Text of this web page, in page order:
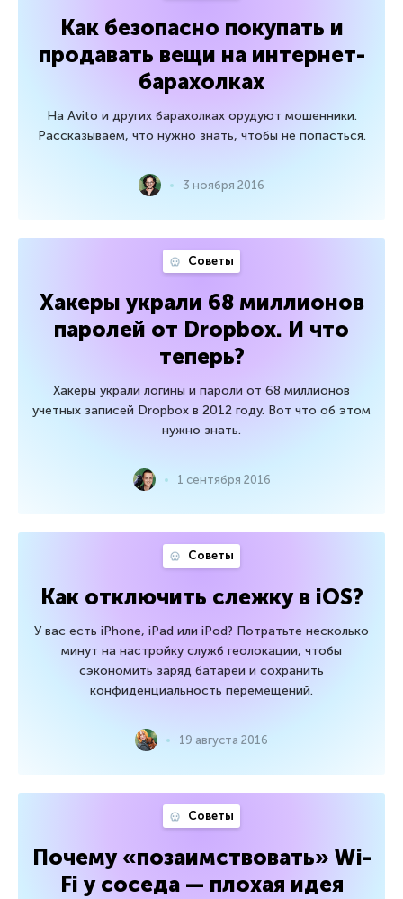
Как безопасно покупать и
продавать вещи на интернет-
барахолках
На Avito и других барахолках орудуют мошенники.
Рассказываем, что нужно знать, чтобы не попасться.
3 ноября 2016
Советы
Хакеры украли 68 миллионов
паролей от Dropbox. И что
теперь?
Хакеры украли логины и пароли от 68 миллионов
учетных записей Dropbox в 2012 году. Вот что об этом
нужно знать.
1 сентября 2016
Советы
Как отключить слежку в iOS?
У вас есть iPhone, iPad или iPod? Потратьте несколько
минут на настройку служб геолокации, чтобы
сэкономить заряд батареи и сохранить
конфиденциальность перемещений.
19 августа 2016
Советы
Почему «позаимствовать» Wi-
Fi у соседа — плохая идея